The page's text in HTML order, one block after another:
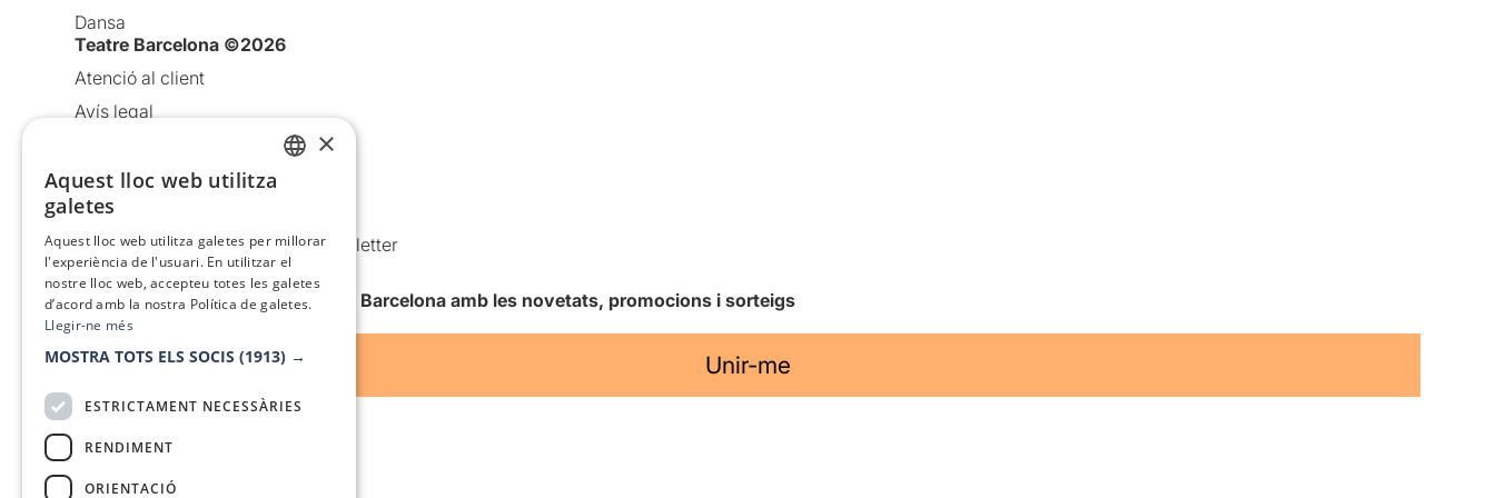
Dansa
Teatre Barcelona ©2026
Atenció al client
Avís legal
Política de cookies
Condicions d’ús
Comunicacions comercials i Newsletter
Anuncia’t
Vull rebre la newsletter de Teatre Barcelona amb les novetats, promocions i sorteigs
Unir-me
×
Aquest lloc web utilitza
galetes
Aquest lloc web utilitza galetes per millorar
l'experiència de l'usuari. En utilitzar el
nostre lloc web, accepteu totes les galetes
d’acord amb la nostra Política de galetes.
Llegir-ne més
MOSTRA TOTS ELS SOCIS (1913) →
ESTRICTAMENT NECESSÀRIES
RENDIMENT
ORIENTACIÓ